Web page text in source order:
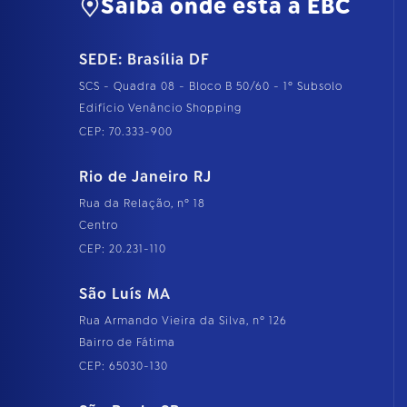
Saiba onde está a EBC
SEDE: Brasília DF
SCS - Quadra 08 - Bloco B 50/60 - 1º Subsolo
Edifício Venâncio Shopping
CEP: 70.333-900
Rio de Janeiro RJ
Rua da Relação, nº 18
Centro
CEP: 20.231-110
São Luís MA
Rua Armando Vieira da Silva, nº 126
Bairro de Fátima
CEP: 65030-130